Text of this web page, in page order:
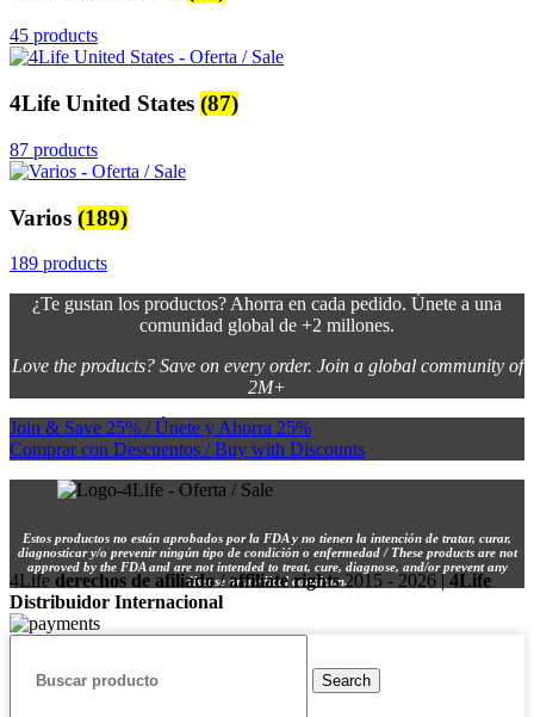
45 products
4Life United States (87)
87 products
Varios (189)
189 products
¿Te gustan los productos? Ahorra en cada pedido. Únete a una
comunidad global de +2 millones.
Love the products? Save on every order. Join a global community of
2M+
Join & Save 25% / Únete y Ahorra 25%
Comprar con Descuentos / Buy with Discounts
Estos productos no están aprobados por la FDA y no tienen la intención de tratar, curar,
diagnosticar y/o prevenir ningún tipo de condición o enfermedad / These products are not
approved by the FDA and are not intended to treat, cure, diagnose, and/or prevent any
disease or medical condition.
4Life derechos de afiliado / affiliate rights 2015 - 2026 |4Life
Distribuidor Internacional
Search